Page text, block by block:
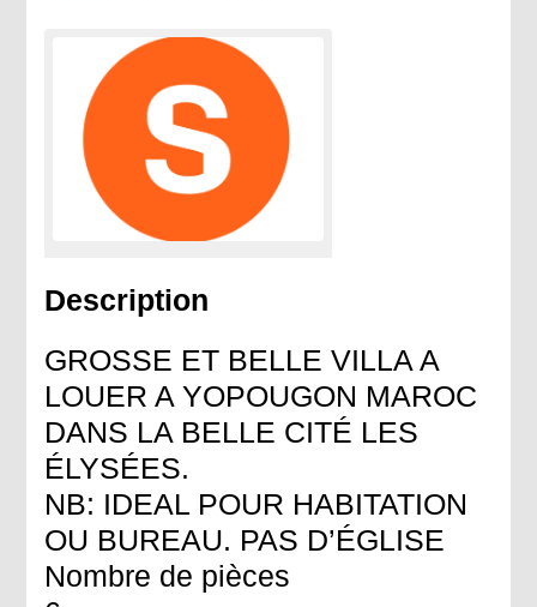
Description
GROSSE ET BELLE VILLA A
LOUER A YOPOUGON MAROC
DANS LA BELLE CITÉ LES
ÉLYSÉES.
NB: IDEAL POUR HABITATION
OU BUREAU. PAS D’ÉGLISE
Nombre de pièces